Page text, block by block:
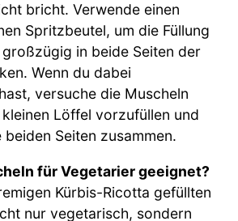
bricht. Verwende einen
Spritzbeutel, um die Füllung
in beide Seiten der
Wenn du dabei
versuche die Muscheln
Löffel vorzufüllen und
Seiten zusammen.
für Vegetarier geeignet?
Kürbis-Ricotta gefüllten
nur vegetarisch, sondern